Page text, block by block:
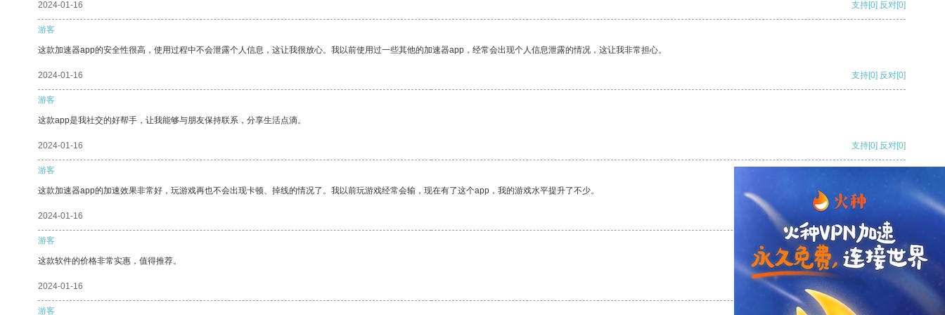
2024-01-16 支持[0] 反对[0]
游客
这款加速器app的安全性很高，使用过程中不会泄露个人信息，这让我很放心。我以前使用过一些其他的加速器app，经常会出现个人信息泄露的情况，这让我非常担心。
2024-01-16 支持[0] 反对[0]
游客
这款app是我社交的好帮手，让我能够与朋友保持联系，分享生活点滴。
2024-01-16 支持[0] 反对[0]
游客
这款加速器app的加速效果非常好，玩游戏再也不会出现卡顿、掉线的情况了。我以前玩游戏经常会输，现在有了这个app，我的游戏水平提升了不少。
2024-01-16
游客
这款软件的价格非常实惠，值得推荐。
2024-01-16 反对
游客